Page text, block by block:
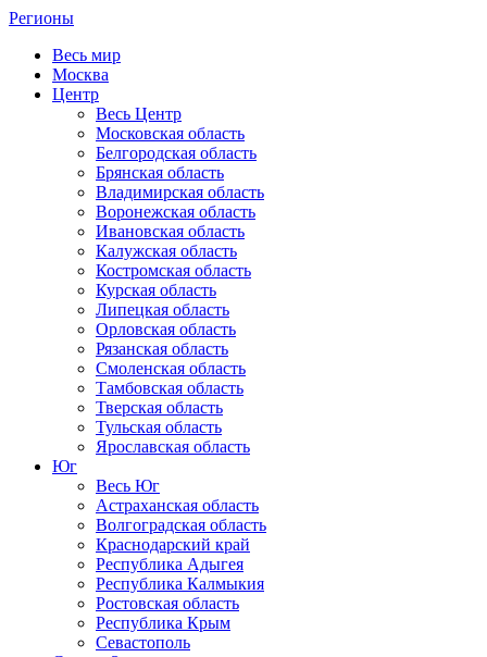
Регионы
Весь мир
Москва
Центр
Весь Центр
Московская область
Белгородская область
Брянская область
Владимирская область
Воронежская область
Ивановская область
Калужская область
Костромская область
Курская область
Липецкая область
Орловская область
Рязанская область
Смоленская область
Тамбовская область
Тверская область
Тульская область
Ярославская область
Юг
Весь Юг
Астраханская область
Волгоградская область
Краснодарский край
Республика Адыгея
Республика Калмыкия
Ростовская область
Республика Крым
Севастополь